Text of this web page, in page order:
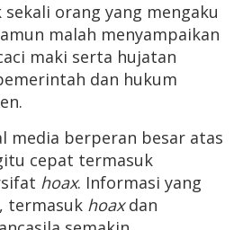
sekali orang yang mengaku
malah menyampaikan
maki serta hujatan
dan hukum
media berperan besar atas
cepat termasuk
hoax. Informasi yang
termasuk hoaxdan